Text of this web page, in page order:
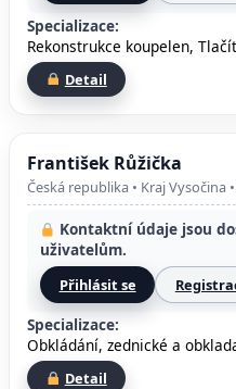
Specializace:
Rekonstrukce koupelen,
Detail
František Růžička
Česká republika • Kraj Vysočina
Kontaktní údaje jsou
uživatelům.
Přihlásit se
Specializace:
Obkládání, zednické a
Detail